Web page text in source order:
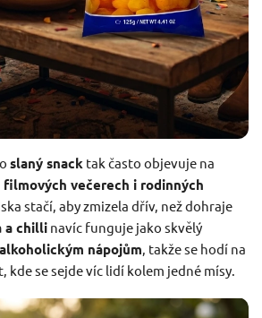
slaný snack tak často objevuje na
večerech i rodinných
stačí, aby zmizela dřív, než dohraje
a chilli navíc funguje jako skvělý
nápojům , takže se hodí na
se sejde víc lidí kolem jedné mísy.